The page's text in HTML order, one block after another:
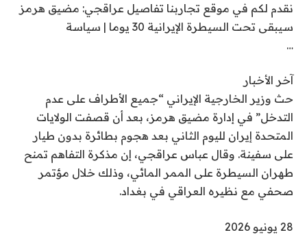
ي
و
ن
و
2
0
2
6
نقدم لكم في موقع تجاربنا تفاصيل عراقجي: مضيق هرمز
سيبقى تحت السيطرة الإيرانية 30 يوما | سياسة
…
آخر الأخبار
حث وزير الخارجية الإيراني “جميع الأطراف على عدم
التدخل” في إدارة مضيق هرمز، بعد أن قصفت الولايات
المتحدة إيران لليوم الثاني بعد هجوم بطائرة بدون طيار
على سفينة. وقال عباس عراقجي، إن مذكرة التفاهم تمنح
طهران السيطرة على الممر المائي، وذلك خلال مؤتمر
صحفي مع نظيره العراقي في بغداد.
ت28 يونيو 2026